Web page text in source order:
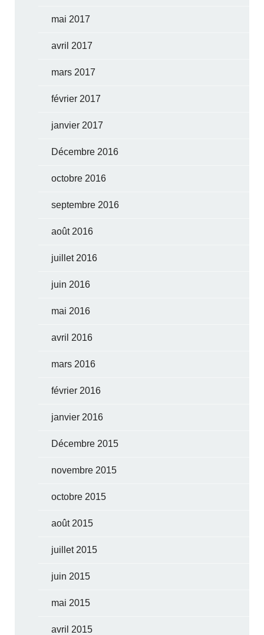
mai 2017
avril 2017
mars 2017
février 2017
janvier 2017
Décembre 2016
octobre 2016
septembre 2016
août 2016
juillet 2016
juin 2016
mai 2016
avril 2016
mars 2016
février 2016
janvier 2016
Décembre 2015
novembre 2015
octobre 2015
août 2015
juillet 2015
juin 2015
mai 2015
avril 2015